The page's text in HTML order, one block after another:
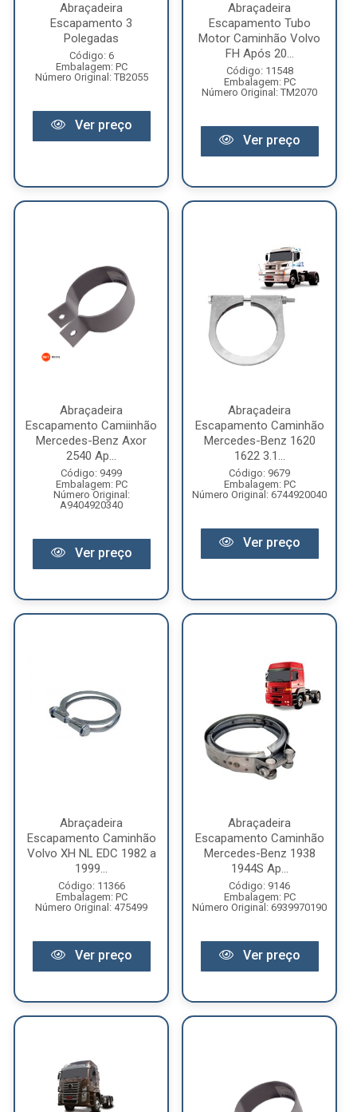
Abraçadeira
Escapamento 3
Polegadas
Código: 6
Embalagem: PC
Número Original: TB2055
Ver preço
Abraçadeira
Escapamento Tubo
Motor Caminhão Volvo
FH Após 20...
Código: 11548
Embalagem: PC
Número Original: TM2070
Ver preço
Abraçadeira
Escapamento Camiinhão
Mercedes-Benz Axor
2540 Ap...
Código: 9499
Embalagem: PC
Número Original:
A9404920340
Ver preço
Abraçadeira
Escapamento Caminhão
Mercedes-Benz 1620
1622 3.1...
Código: 9679
Embalagem: PC
Número Original: 6744920040
Ver preço
Abraçadeira
Escapamento Caminhão
Volvo XH NL EDC 1982 a
1999...
Código: 11366
Embalagem: PC
Número Original: 475499
Ver preço
Abraçadeira
Escapamento Caminhão
Mercedes-Benz 1938
1944S Ap...
Código: 9146
Embalagem: PC
Número Original: 6939970190
Ver preço